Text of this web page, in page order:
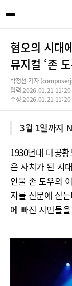
혐오의 시대
뮤지컬 ‘존
박정선 기자
입력 2026.01.21 11:20
수정 2026.01.21 11:20
3월 1일까지
1930년대 대공
은 사치가 된 시
인물 존 도우의
지를 신문에 싣
에 빠진 시민들